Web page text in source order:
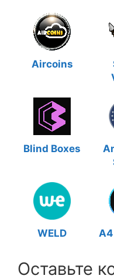
Aircoins
Blind Boxes
WELD
Оставьте